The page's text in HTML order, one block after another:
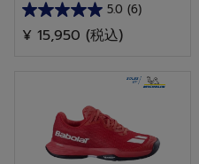
5.0 (6)
星
5.0
す。
¥ 15,950 (税込)